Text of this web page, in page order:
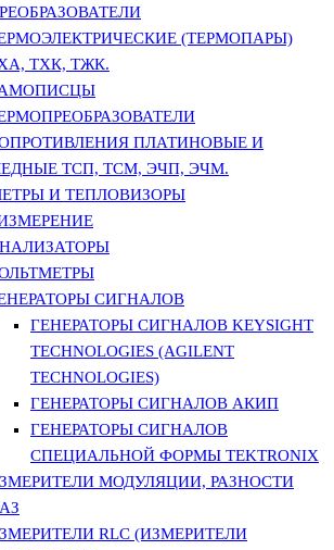
(ТЕРМОПАРЫ)
ТХК, ТЖК.
ПЛАТИНОВЫЕ И
ТСП, ТСМ, ЭЧП, ЭЧМ.
И ТЕПЛОВИЗОРЫ
СИГНАЛОВ
ГЕНЕРАТОРЫ СИГНАЛОВ KEYSIGHT
TECHNOLOGIES (AGILENT
TECHNOLOGIES)
ГЕНЕРАТОРЫ СИГНАЛОВ АКИП
ГЕНЕРАТОРЫ СИГНАЛОВ
СПЕЦИАЛЬНОЙ ФОРМЫ TEKTRONIX
МОДУЛЯЦИИ, РАЗНОСТИ
RLC (ИЗМЕРИТЕЛИ